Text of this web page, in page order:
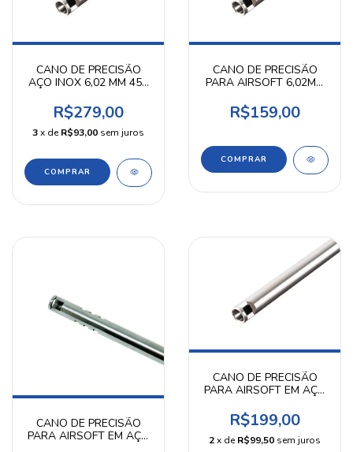
CANO DE PRECISÃO
AÇO INOX 6,02 MM 455
R$279,00
3x deR$93,00 sem juros
CANO DE PRECISÃO
PARA AIRSOFT 6,02MM
R$159,00
COMPRAR
CANO DE PRECISÃO
PARA AIRSOFT EM AÇO
CANO DE PRECISÃO
PARA AIRSOFT EM AÇO
R$199,00
2x deR$99,50 sem juros